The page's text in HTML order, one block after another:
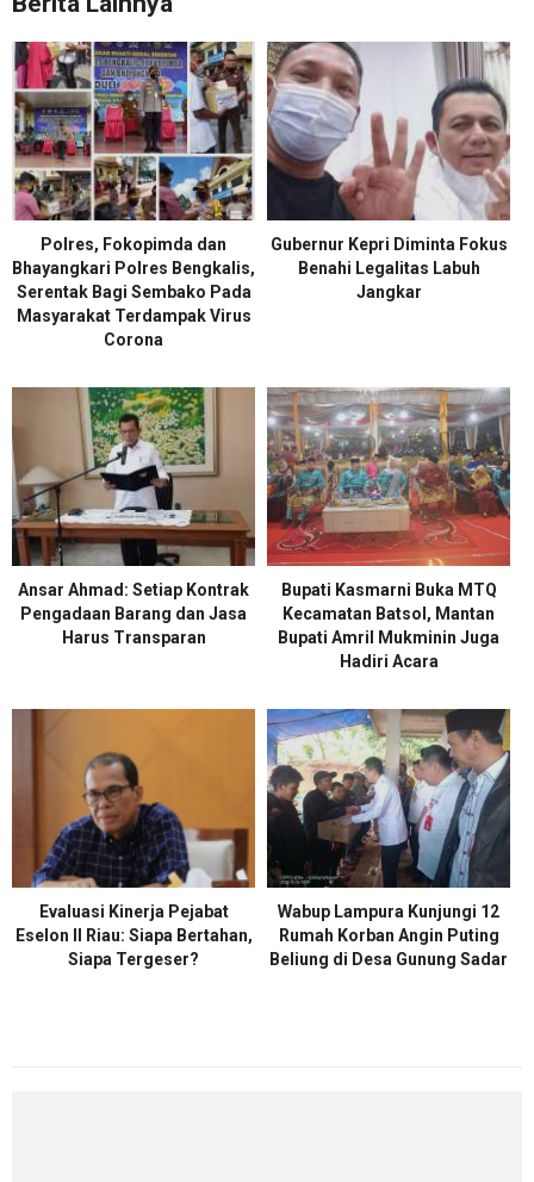
Polres, Fokopimda dan
Bhayangkari Polres Bengkalis,
Serentak Bagi Sembako Pada
Masyarakat Terdampak Virus
Corona
Gubernur Kepri Diminta Fokus
Benahi Legalitas Labuh
Jangkar
Ansar Ahmad: Setiap Kontrak
Pengadaan Barang dan Jasa
Harus Transparan
Bupati Kasmarni Buka MTQ
Kecamatan Batsol, Mantan
Bupati Amril Mukminin Juga
Hadiri Acara
Evaluasi Kinerja Pejabat
Eselon II Riau: Siapa Bertahan,
Siapa Tergeser?
Wabup Lampura Kunjungi 12
Rumah Korban Angin Puting
Beliung di Desa Gunung Sadar